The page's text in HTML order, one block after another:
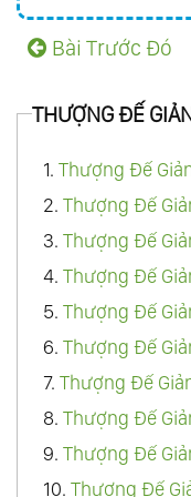
57. Huấn Từ
58.Kim Thân
59.Huấn Từ
(1981)
60.Huấn Từ
Sinh Tân Dậu
61. Huấn Từ
Tuất (1982)
Đạo
62.Huấn Từ
Tuất (1982) Tại
Bài Trước Đó
THƯỢNG ĐẾ
1. Thượng Đế
2. Thượng Đế
3. Thượng Đế
4. Thượng Đế
5. Thượng Đế
6. Thượng Đế
7. Thượng Đế
8. Thượng Đế
9. Thượng Đế
10. Thượng Đế